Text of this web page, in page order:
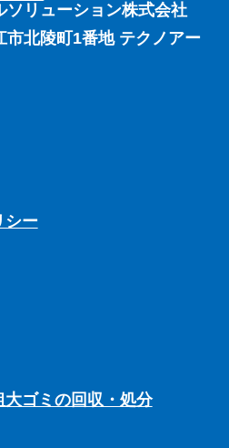
リューション株式会社
北陵町1番地 テクノアー
シー
ゴミの回収・処分